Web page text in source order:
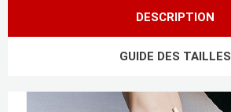
DESCRIPTION
GUIDE DES TAILLES